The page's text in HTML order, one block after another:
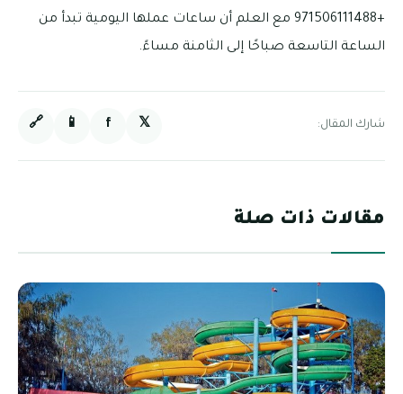
+971506111488 مع العلم أن ساعات عملها اليومية تبدأ من
الساعة التاسعة صباحًا إلى الثامنة مساءً.
شارك المقال: 𝕏
f
📱
🔗
مقالات ذات صلة